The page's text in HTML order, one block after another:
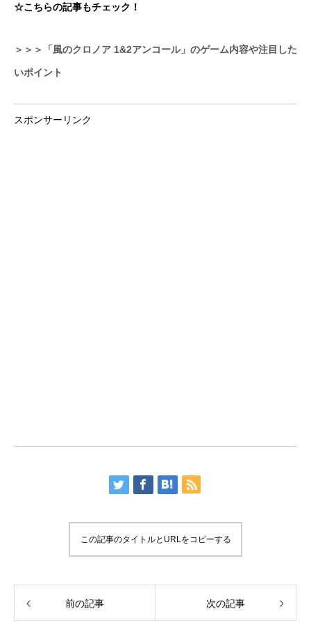
☆こちらの記事もチェック！
＞＞＞「風のクロノア 1&2アンコール」のゲーム内容や注目した
いポイント
スポンサーリンク
この記事のタイトルとURLをコピーする
前の記事 次の記事